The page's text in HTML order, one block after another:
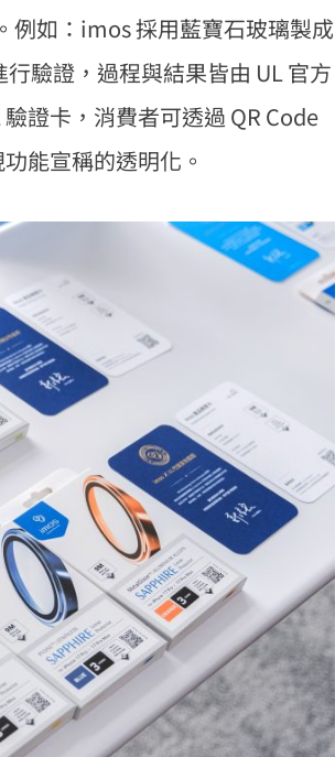
例如：imos 採用藍寶石玻璃製成
驗證，過程與結果皆由 UL 官方
證卡，消費者可透過 QR Code
能宣稱的透明化。